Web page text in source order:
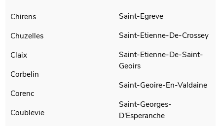
Chirens
Chuzelles
Claix
Corbelin
Corenc
Coublevie
Saint-Egreve
Saint-Etienne-De-Crossey
Saint-Etienne-De-Saint-
Geoirs
Saint-Geoire-En-Valdaine
Saint-Georges-
D'Esperanche